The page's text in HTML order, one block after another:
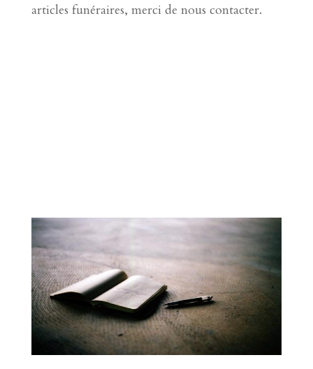
articles funéraires, merci de nous contacter.